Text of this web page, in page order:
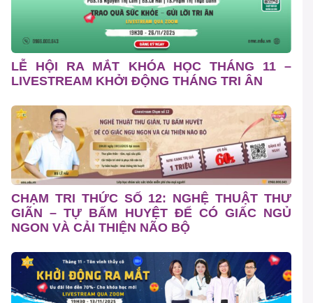
LỄ HỘI RA MẮT KHÓA HỌC THÁNG 11 –
LIVESTREAM KHỞI ĐỘNG THÁNG TRI ÂN
CHẠM TRI THỨC SỐ 12: NGHỆ THUẬT THƯ
GIÃN – TỰ BẤM HUYỆT ĐỂ CÓ GIẤC NGỦ
NGON VÀ CẢI THIỆN NÃO BỘ